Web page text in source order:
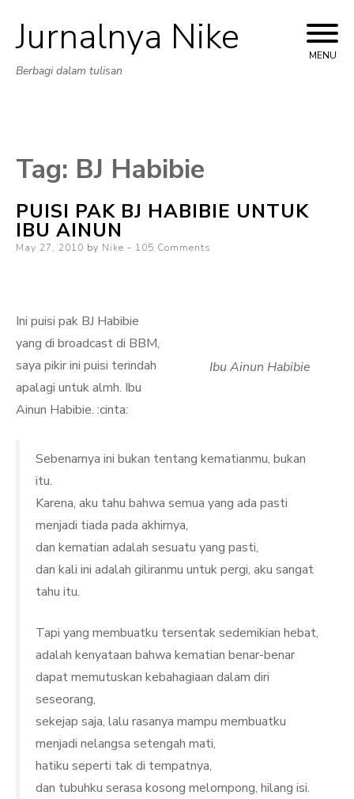
Skip
Jurnalnya Nike
Berbagi dalam tulisan
MENU
Tag: BJ Habibie
PUISI PAK BJ HABIBIE UNTUK
IBU AINUN
Posted
May 27, 2010 by Nike 105 Comments
Ibu Ainun Habibie
‎​Ini puisi pak BJ Habibie
yang di broadcast di BBM,
saya pikir ini puisi terindah
apalagi untuk almh. Ibu
Ainun Habibie. :cinta:
Sebenarnya ini bukan tentang kematianmu, bukan
itu.
Karena, aku tahu bahwa semua yang ada pasti
menjadi tiada pada akhirnya,
dan kematian adalah sesuatu yang pasti,
dan kali ini adalah giliranmu untuk pergi, aku sangat
tahu itu.
Tapi yang membuatku tersentak sedemikian hebat,
adalah kenyataan bahwa kematian benar-benar
dapat memutuskan kebahagiaan dalam diri
seseorang,
sekejap saja, lalu rasanya mampu membuatku
menjadi nelangsa setengah mati,
hatiku seperti tak di tempatnya,
dan tubuhku serasa kosong melompong, hilang isi.